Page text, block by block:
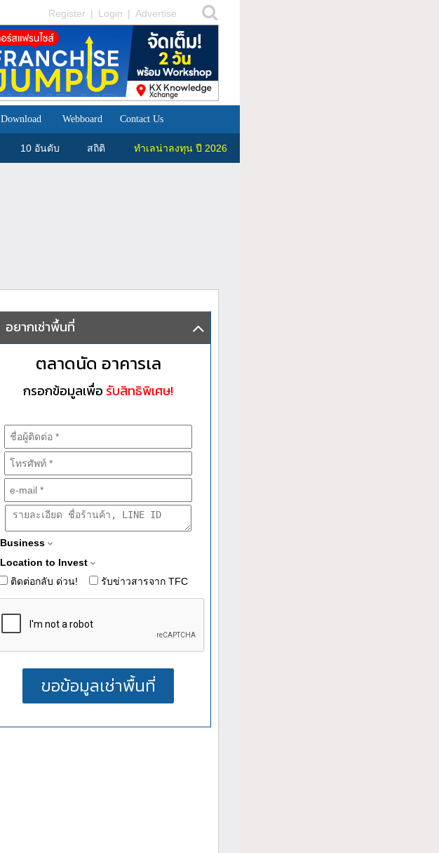
Register | Login | Advertise
Download Webboard Contact Us
10 อันดับ สถิติ ทำเลน่าลงทุน ปี 2026
อยากเช่าพื้นที่
ตลาดนัด อาคารเล
กรอกข้อมูลเพื่อ รับสิทธิพิเศษ!
Business
Location to Invest
ติดต่อกลับ ด่วน!
รับข่าวสารจาก TFC